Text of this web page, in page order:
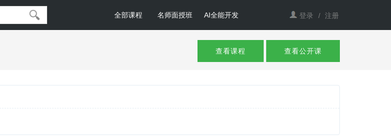
全部课程 名师面授班 AI全能开发 登录 / 注册
查看课程 查看公开课